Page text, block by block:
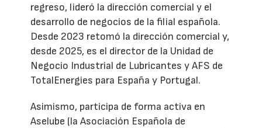
regreso, lideró la dirección comercial y el
desarrollo de negocios de la filial española.
Desde 2023 retomó la dirección comercial y,
desde 2025, es el director de la Unidad de
Negocio Industrial de Lubricantes y AFS de
TotalEnergies para España y Portugal.
Asimismo, participa de forma activa en
Aselube (la Asociación Española de